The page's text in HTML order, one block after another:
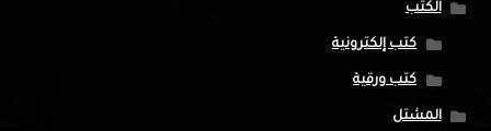
الكتب
كتب إلكترونية
كتب ورقية
المشتل